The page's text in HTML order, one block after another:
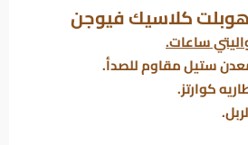
كلاسيك فيوجن
ساعات.
ستيل مقاوم للصدأ.
كوارتز.